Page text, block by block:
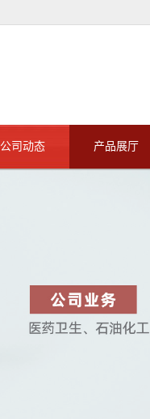
公司动态 产品展厅